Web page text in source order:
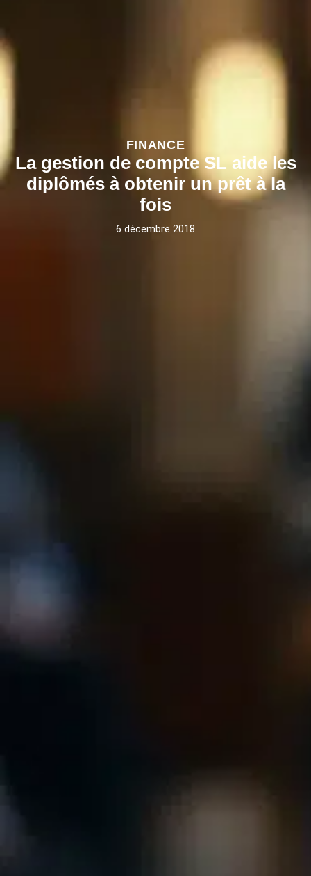
FINANCE
La gestion de compte SL aide les
diplômés à obtenir un prêt à la
fois
6 décembre 2018